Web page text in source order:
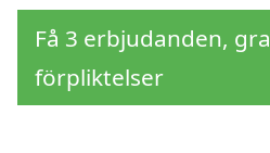
Få 3 erbjudanden,
förpliktelser